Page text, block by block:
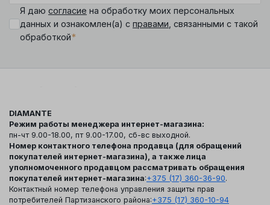
Я даю согласие на обработку моих персональных
данных и ознакомлен(а) с правами , связанными с такой
обработкой*
DIAMANTE
Режим работы менеджера интернет-магазина:
пн-чт 9.00-18.00, пт 9.00-17.00, сб-вс выходной.
Номер контактного телефона продавца (для обращений
покупателей интернет-магазина), а также лица
уполномоченного продавцом рассматривать обращения
покупателей интернет-магазина:+375 (17) 360-36-90.
Контактный номер телефона управления защиты прав
потребителей Партизанского района:+375 (17) 360-10-94